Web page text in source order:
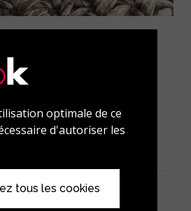
possible.
optimale de ce
d'autoriser les
tous les cookies